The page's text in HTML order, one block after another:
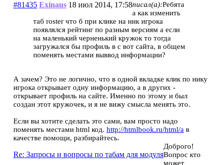
#81435 Exinaus 18 июл 2014, 17:58писал(а):Ребята
а как изменить
таб roster что б при клике на ник игрока
появлялся рейтинг по разным версиям а если
на маленький черненький кружок то тогда
загружался бы профиль в с вот сайта, в общем
поменять местами выввод информации?
А зачем? Это не логично, что в одной вкладке клик по нику
игрока открывает одну информацию, а в других -
открывает профиль на сайте. Именно по этому и был
создан этот кружочек, и я не вижу смысла менять это.
Если вы хотите сделать это сами, вам просто надо
поменять местами html код. http://htmlbook.ru/html/a в
качестве помощи, разбирайтесь.
Re: Запросы и вопросы по табам для модуля
Доброго!
Вопрос кто
может